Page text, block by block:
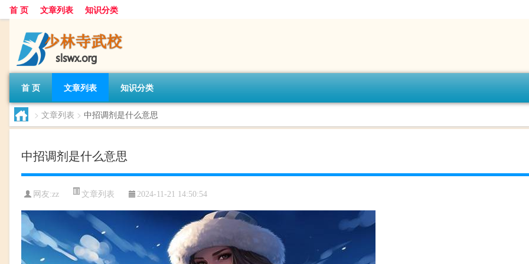
首 页 文章列表 知识分类
首 页 文章列表 知识分类
> 文章列表 > 中招调剂是什么意思
中招调剂是什么意思
网友:zz 文章列表 2024-11-21 14:50:54